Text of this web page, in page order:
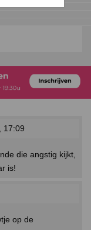
17:09
die angstig kijkt,
is!
op de